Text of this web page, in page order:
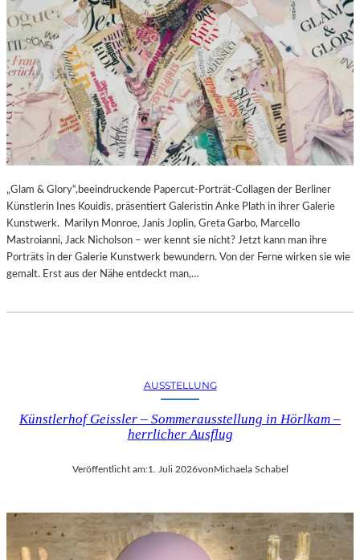
„Glam & Glory“,beeindruckende Papercut-Porträt-Collagen der Berliner
Künstlerin Ines Kouidis, präsentiert Galeristin Anke Plath in ihrer Galerie
Kunstwerk. Marilyn Monroe, Janis Joplin, Greta Garbo, Marcello
Mastroianni, Jack Nicholson – wer kennt sie nicht? Jetzt kann man ihre
Porträts in der Galerie Kunstwerk bewundern. Von der Ferne wirken sie wie
gemalt. Erst aus der Nähe entdeckt man,…
AUSSTELLUNG
Künstlerhof Geissler – Sommerausstellung in Hörlkam –
herrlicher Ausflug
Veröffentlicht am:1. Juli 2026von Michaela Schabel